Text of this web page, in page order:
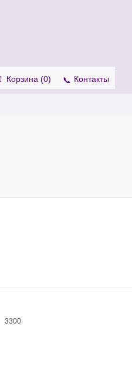
Корзина (0) Контакты
3300